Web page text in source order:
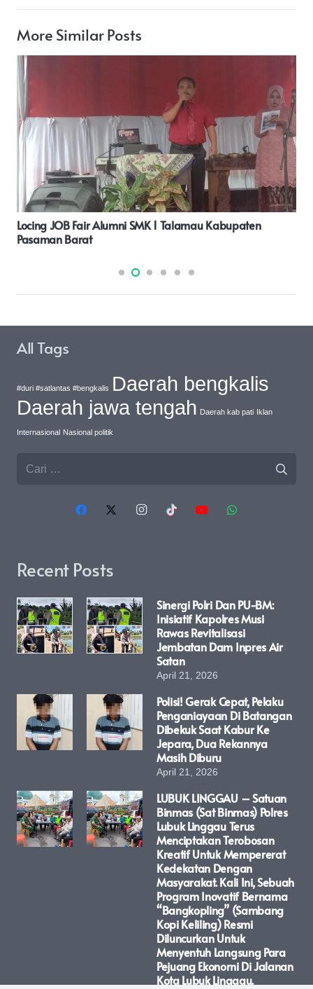
More Similar Posts
Polresta Pati Gelar Patroli Skala Besar Cegah Tindak
Kriminalitas
Recent Posts
Sinergi Polri Dan PU-BM:
Inisiatif Kapolres Musi
Rawas Revitalisasi
Jembatan Dam Inpres Air
Satan
April 21, 2026
Polisi! Gerak Cepat, Pelaku
Penganiayaan Di Batangan
Dibekuk Saat Kabur Ke
Jepara, Dua Rekannya
Masih Diburu
April 21, 2026
LUBUK LINGGAU – Satuan
Binmas (Sat Binmas) Polres
Lubuk Linggau Terus
Menciptakan Terobosan
Kreatif Untuk Mempererat
Kedekatan Dengan
Masyarakat. Kali Ini, Sebuah
Program Inovatif Bernama
“Bangkopling” (Sambang
Kopi Keliling) Resmi
Diluncurkan Untuk
Menyentuh Langsung Para
Pejuang Ekonomi Di Jalanan
Kota Lubuk Linggau.
All Tags
#duri #satlantas #bengkalis Daerah bengkalis
Daerah jawa tengah Daerah kab pati Iklan
Internasional Nasional politik
Cari